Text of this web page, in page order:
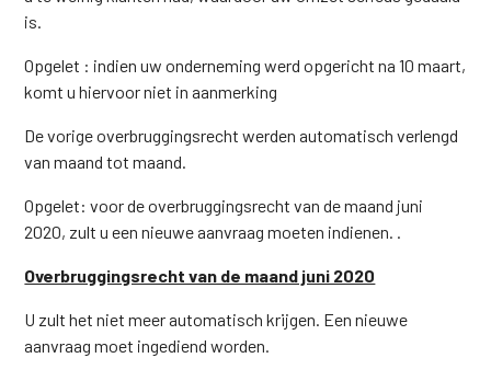
is.
Opgelet : indien uw onderneming werd opgericht na 10 maart,
komt u hiervoor niet in aanmerking
De vorige overbruggingsrecht werden automatisch verlengd
van maand tot maand.
Opgelet: voor de overbruggingsrecht van de maand juni
2020, zult u een nieuwe aanvraag moeten indienen. .
Overbruggingsrecht van de maand juni 2020
U zult het niet meer automatisch krijgen. Een nieuwe
aanvraag moet ingediend worden.